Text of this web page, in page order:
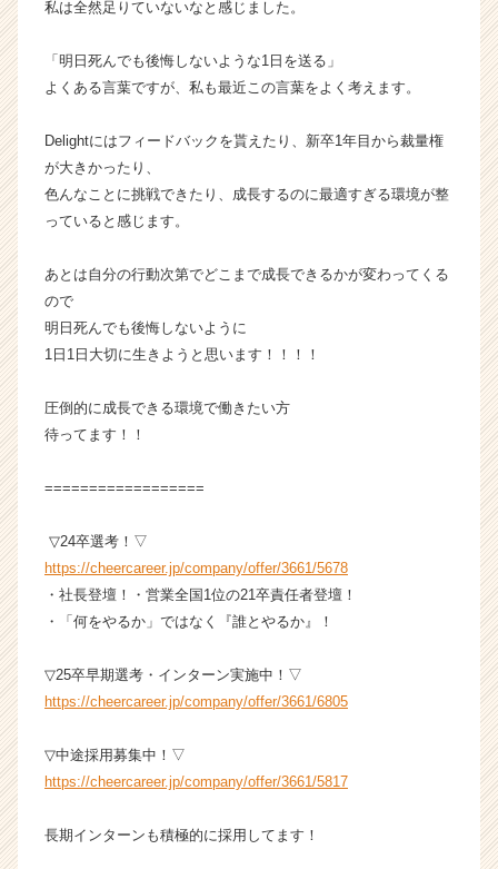
イ
チ
ア
ャ
（C
e
C
a
r
e
私は全然足りていないなと感じました。
「明日死んでも後悔しないような1日を送る」
よくある言葉ですが、私も最近この言葉をよく考えます。
Delightにはフィードバックを貰えたり、新卒1年目から裁量権
が大きかったり、
色んなことに挑戦できたり、成長するのに最適すぎる環境が整
っていると感じます。
あとは自分の行動次第でどこまで成長できるかが変わってくる
ので
明日死んでも後悔しないように
1日1日大切に生きようと思います！！！！
圧倒的に成長できる環境で働きたい方
待ってます！！
==================
▽24卒選考！▽
https://cheercareer.jp/company/offer/3661/5678
・社長登壇！・営業全国1位の21卒責任者登壇！
・「何をやるか」ではなく『誰とやるか』！
▽25卒早期選考・インターン実施中！▽
https://cheercareer.jp/company/offer/3661/6805
▽中途採用募集中！▽
https://cheercareer.jp/company/offer/3661/5817
長期インターンも積極的に採用してます！